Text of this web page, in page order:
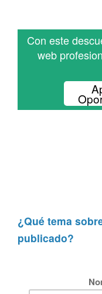
Con este
web
¿Qué tema
publicado?